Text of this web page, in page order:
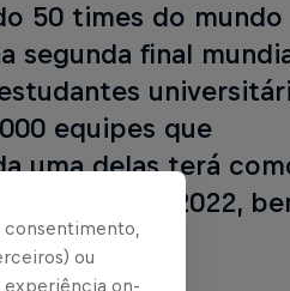
50 times do mundo
segunda final
equipes que
uma delas terá
Clutch 2022,
ou
experiência on-